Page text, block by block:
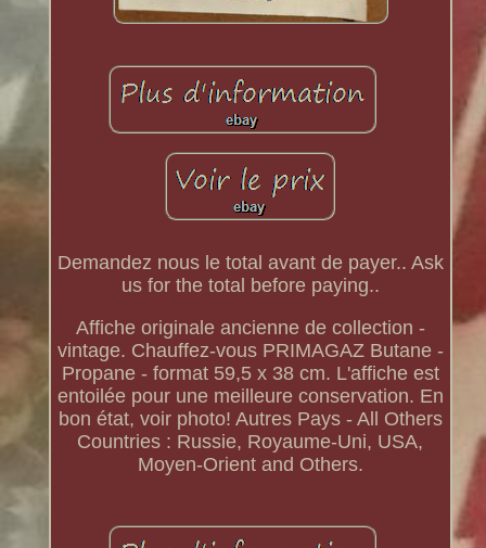
Demandez nous le total avant de payer.. Ask
us for the total before paying..
Affiche originale ancienne de collection -
vintage. Chauffez-vous PRIMAGAZ Butane -
Propane - format 59,5 x 38 cm. L'affiche est
entoilée pour une meilleure conservation. En
bon état, voir photo! Autres Pays - All Others
Countries : Russie, Royaume-Uni, USA,
Moyen-Orient and Others.